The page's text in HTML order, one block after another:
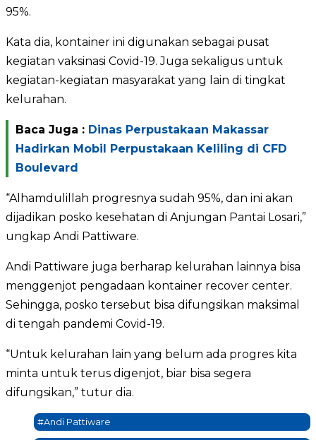
95%.
Kata dia, kontainer ini digunakan sebagai pusat
kegiatan vaksinasi Covid-19. Juga sekaligus untuk
kegiatan-kegiatan masyarakat yang lain di tingkat
kelurahan.
Baca Juga : Dinas Perpustakaan Makassar
Hadirkan Mobil Perpustakaan Keliling di CFD
Boulevard
“Alhamdulillah progresnya sudah 95%, dan ini akan
dijadikan posko kesehatan di Anjungan Pantai Losari,”
ungkap Andi Pattiware.
Andi Pattiware juga berharap kelurahan lainnya bisa
menggenjot pengadaan kontainer recover center.
Sehingga, posko tersebut bisa difungsikan maksimal
di tengah pandemi Covid-19.
“Untuk kelurahan lain yang belum ada progres kita
minta untuk terus digenjot, biar bisa segera
difungsikan,” tutur dia.
#Andi Pattiware